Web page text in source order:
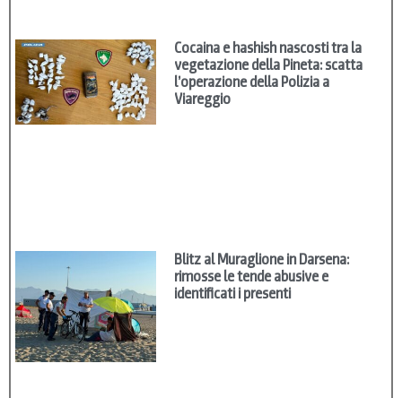
Cocaina e hashish nascosti tra la
vegetazione della Pineta: scatta
l’operazione della Polizia a
Viareggio
Blitz al Muraglione in Darsena:
rimosse le tende abusive e
identificati i presenti